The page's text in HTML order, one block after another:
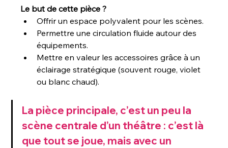
Le but de cette pièce ?
Offrir un espace polyvalent pour les scènes.
Permettre une circulation fluide autour des
équipements.
Mettre en valeur les accessoires grâce à un
éclairage stratégique (souvent rouge, violet
ou blanc chaud).
La pièce principale, c’est un peu la
scène centrale d’un théâtre : c’est là
que tout se joue, mais avec un